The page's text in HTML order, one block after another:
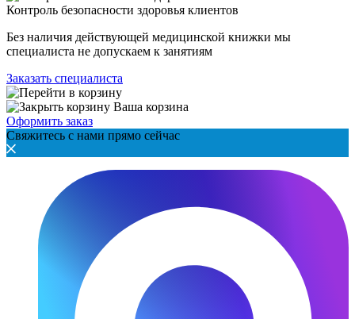
Контроль безопасности здоровья клиентов
Без наличия действующей медицинской книжки мы
специалиста не допускаем к занятиям
Заказать специалиста
Ваша корзина
Оформить заказ
Свяжитесь с нами прямо сейчас